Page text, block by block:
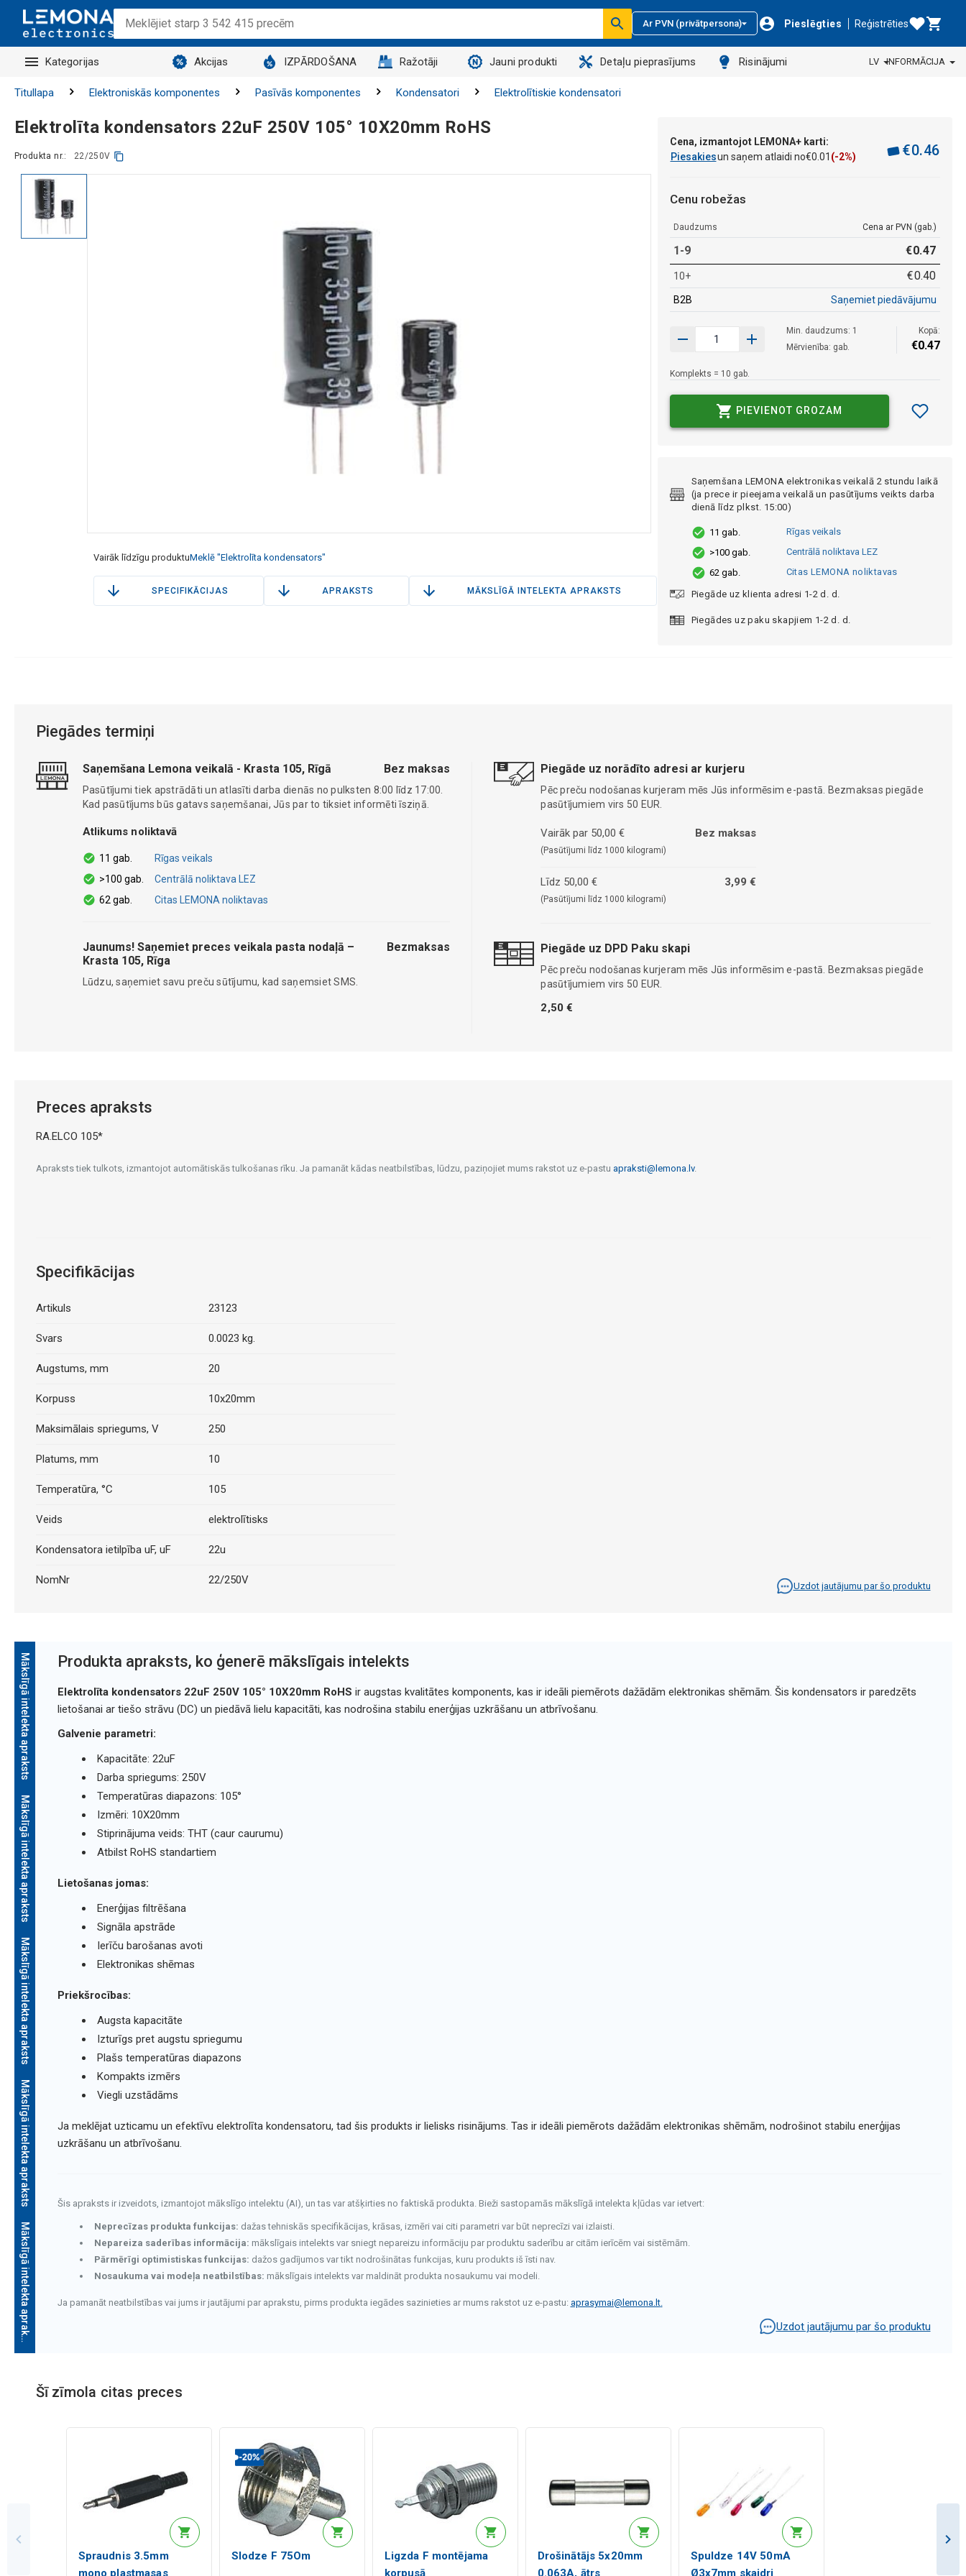
Ar PVN (privātpersona) Pieslēgties Reģistrēties
Kategorijas Akcijas IZPĀRDOŠANA Ražotāji Jauni produkti Detaļu pieprasījums Risinājumi LV INFORMĀCIJA
Titullapa Elektroniskās komponentes Pasīvās komponentes Kondensatori Elektrolītiskie kondensatori
Elektrolīta kondensators 22uF 250V 105° 10X20mm RoHS
Produkta nr.: 22/250V
Vairāk līdzīgu produktuMeklē "Elektrolīta kondensators"
SPECIFIKĀCIJAS APRAKSTS MĀKSLĪGĀ INTELEKTA APRAKSTS
Cena, izmantojot LEMONA+ karti:
Piesakiesun saņem atlaidi no€0 01 (-2%) €0.46
Cenu robežas
Daudzums Cena ar PVN (gab.)
1-9 €0.47
10+ €0.40
B2B Saņemiet piedāvājumu
Min. daudzums: 1
Mērvienība: gab.
Kopā:
€0.47
Komplekts = 10 gab.
PIEVIENOT GROZAM
Saņemšana LEMONA elektronikas veikalā 2 stundu laikā
(ja prece ir pieejama veikalā un pasūtījums veikts darba
dienā līdz plkst. 15:00)
11 gab.
Rīgas veikals
>100 gab.
Centrālā noliktava LEZ
62 gab.
Citas LEMONA noliktavas
Piegāde uz klienta adresi 1-2 d. d.
Piegādes uz paku skapjiem 1-2 d. d.
Piegādes termiņi
Saņemšana Lemona veikalā - Krasta 105, Rīgā Bez maksas
Pasūtījumi tiek apstrādāti un atlasīti darba dienās no pulksten 8:00 līdz 17:00.
Kad pasūtījums būs gatavs saņemšanai, Jūs par to tiksiet informēti īsziņā.
Atlikums noliktavā
11 gab.
Rīgas veikals
>100 gab.
Centrālā noliktava LEZ
62 gab.
Citas LEMONA noliktavas
Jaunums! Saņemiet preces veikala pasta nodaļā –
Krasta 105, Rīga
Bezmaksas
Lūdzu, saņemiet savu preču sūtījumu, kad saņemsiet SMS.
Piegāde uz norādīto adresi ar kurjeru
Pēc preču nodošanas kurjeram mēs Jūs informēsim e-pastā. Bezmaksas piegāde
pasūtījumiem virs 50 EUR.
Vairāk par 50,00 €
(Pasūtījumi līdz 1000 kilogrami)
Bez maksas
Līdz 50,00 €
(Pasūtījumi līdz 1000 kilogrami)
3,99 €
Piegāde uz DPD Paku skapi
Pēc preču nodošanas kurjeram mēs Jūs informēsim e-pastā. Bezmaksas piegāde
pasūtījumiem virs 50 EUR.
2,50 €
Preces apraksts
RA.ELCO 105*
Apraksts tiek tulkots, izmantojot automātiskās tulkošanas rīku. Ja pamanāt kādas neatbilstības, lūdzu, paziņojiet mums rakstot uz e-pastu apraksti@lemona.lv.
Specifikācijas
Artikuls 23123
Svars 0.0023 kg.
Augstums, mm 20
Korpuss 10x20mm
Maksimālais spriegums, V 250
Platums, mm 10
Temperatūra, °C 105
Veids elektrolītisks
Kondensatora ietilpība uF, uF 22u
NomNr 22/250V Uzdot jautājumu par šo produktu
Mākslīgā intelekta apraksts
Mākslīgā intelekta apraksts
Mākslīgā intelekta apraksts
Mākslīgā intelekta apraksts
M
ā
k
s
l
ī
g
ā
i
n
t
e
l
e
k
t
a
a
p
r
a
k
s
t
s
Produkta apraksts, ko ģenerē mākslīgais intelekts
Elektrolīta kondensators 22uF 250V 105° 10X20mm RoHS ir augstas kvalitātes komponents, kas ir ideāli piemērots dažādām elektronikas shēmām. Šis kondensators ir paredzēts
lietošanai ar tiešo strāvu (DC) un piedāvā lielu kapacitāti, kas nodrošina stabilu enerģijas uzkrāšanu un atbrīvošanu.
Galvenie parametri:
Kapacitāte: 22uF
Darba spriegums: 250V
Temperatūras diapazons: 105°
Izmēri: 10X20mm
Stiprinājuma veids: THT (caur caurumu)
Atbilst RoHS standartiem
Lietošanas jomas:
Enerģijas filtrēšana
Signāla apstrāde
Ierīču barošanas avoti
Elektronikas shēmas
Priekšrocības:
Augsta kapacitāte
Izturīgs pret augstu spriegumu
Plašs temperatūras diapazons
Kompakts izmērs
Viegli uzstādāms
Ja meklējat uzticamu un efektīvu elektrolīta kondensatoru, tad šis produkts ir lielisks risinājums. Tas ir ideāli piemērots dažādām elektronikas shēmām, nodrošinot stabilu enerģijas
uzkrāšanu un atbrīvošanu.
Šis apraksts ir izveidots, izmantojot mākslīgo intelektu (AI), un tas var atšķirties no faktiskā produkta. Bieži sastopamās mākslīgā intelekta kļūdas var ietvert:
Neprecīzas produkta funkcijas: dažas tehniskās specifikācijas, krāsas, izmēri vai citi parametri var būt neprecīzi vai izlaisti.
Nepareiza saderības informācija: mākslīgais intelekts var sniegt nepareizu informāciju par produktu saderību ar citām ierīcēm vai sistēmām.
Pārmērīgi optimistiskas funkcijas: dažos gadījumos var tikt nodrošinātas funkcijas, kuru produkts iš īsti nav.
Nosaukuma vai modeļa neatbilstības: mākslīgais intelekts var maldināt produkta nosaukumu vai modeli.
Ja pamanāt neatbilstības vai jums ir jautājumi par aprakstu, pirms produkta iegādes sazinieties ar mums rakstot uz e-pastu: aprasymai@lemona.lt.
Uzdot jautājumu par šo produktu
Šī zīmola citas preces
Spraudnis 3.5mm
mono plastmasas
Slodze F 75Om
Ligzda F montējama
korpusā
Drošinātājs 5x20mm
0.063A, ātrs
Spuldze 14V 50mA
Ø3x7mm skaidri